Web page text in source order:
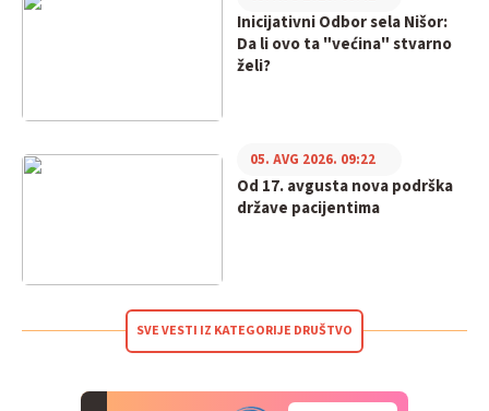
Inicijativni Odbor sela Nišor:
Da li ovo ta "većina" stvarno
želi?
Od 17. avgusta nova podrška
države pacijentima
05. AVG 2026. 09:22
SVE VESTI IZ KATEGORIJE DRUŠTVO